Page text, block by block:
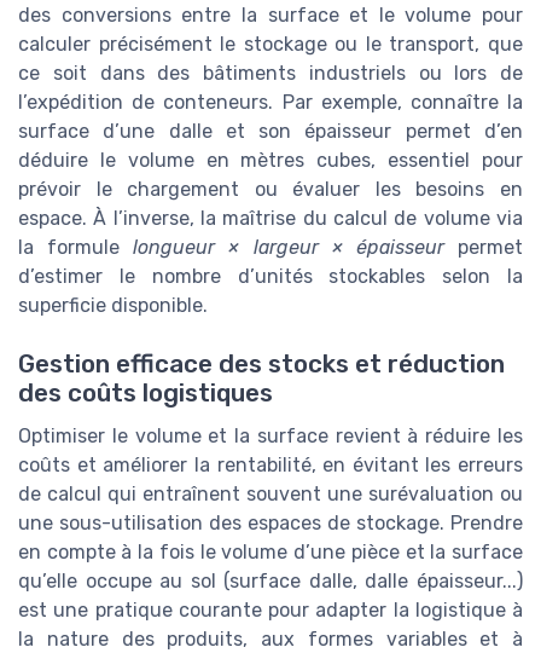
des conversions entre la surface et le volume pour
calculer précisément le stockage ou le transport, que
ce soit dans des bâtiments industriels ou lors de
l’expédition de conteneurs. Par exemple, connaître la
surface d’une dalle et son épaisseur permet d’en
déduire le volume en mètres cubes, essentiel pour
prévoir le chargement ou évaluer les besoins en
espace. À l’inverse, la maîtrise du calcul de volume via
la formulelongueur × largeur × épaisseurpermet
d’estimer le nombre d’unités stockables selon la
superficie disponible.
Gestion efficace des stocks et réduction
des coûts logistiques
Optimiser le volume et la surface revient à réduire les
coûts et améliorer la rentabilité, en évitant les erreurs
de calcul qui entraînent souvent une surévaluation ou
une sous-utilisation des espaces de stockage. Prendre
en compte à la fois le volume d’une pièce et la surface
qu’elle occupe au sol (surface dalle, dalle épaisseur...)
est une pratique courante pour adapter la logistique à
la nature des produits, aux formes variables et à